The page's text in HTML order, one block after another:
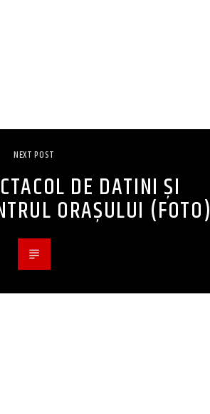
NEXT POST
DE DATINI ȘI
ORAȘULUI (FOTO)